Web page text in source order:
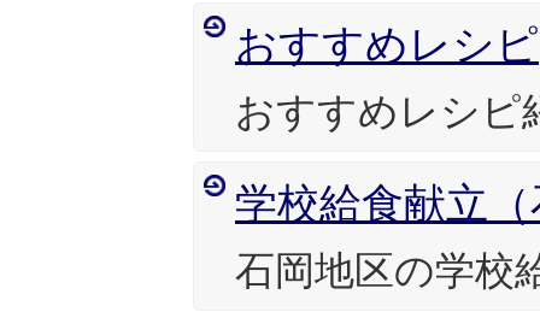
おすすめレシピ
おすすめレシピ
学校給食献立
石岡地区の学校